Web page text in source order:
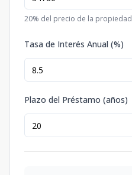
20% del precio de la propiedad
Tasa de Interés Anual (%)
Plazo del Préstamo (años)